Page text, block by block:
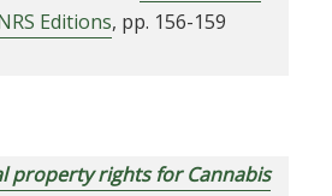
Editions, pp. 156-159
property rights for Cannabis